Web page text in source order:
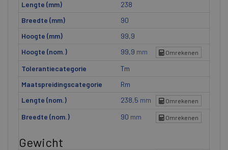
Lengte (mm)
238
Breedte (mm)
90
Hoogte (mm)
99,9
Hoogte (nom.)
99,9 mm Omrekenen
Tolerantiecategorie
Tm
Maatspreidingscategorie
Rm
Lengte (nom.)
238,5 mm Omrekenen
Breedte (nom.) 90 mm Omrekenen
Gewicht